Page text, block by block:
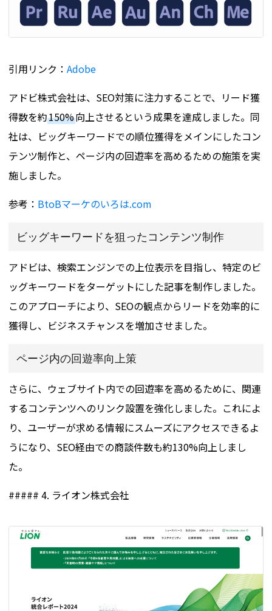
引用リンク：Adobe
アドビ株式会社は、SEO対策に注力することで、リード獲
得数を約150%向上させるという成果を達成しました。同
社は、ビッグキーワードでの順位獲得をメインにしたコン
テンツ制作と、ページ内の回遊率を高めるための施策を実
施しました​。
参考： BtoBマーケのいろは.com
ビッグキーワードを狙ったコンテンツ制作
アドビは、検索エンジンでの上位表示を目指し、特定のビ
ッグキーワードをターゲットにした記事を制作しました。
このアプローチにより、SEOの観点からリードを効率的に
獲得し、ビジネスチャンスを増加させました。
ページ内の回遊率向上策
さらに、ウェブサイト内での回遊率を高めるために、関連
するコンテンツへのリンク設置を強化しました。これによ
り、ユーザーが求める情報にスムーズにアクセスできるよ
うになり、SEO経由での商談件数も約130%向上しまし
た。
##### 4. ライオン株式会社